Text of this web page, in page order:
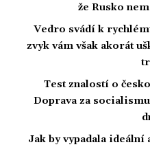
že Rusko
Vedro svádí k
zvyk vám však akorát
Test znalostí o
Doprava za
Jak by vypadala ideální